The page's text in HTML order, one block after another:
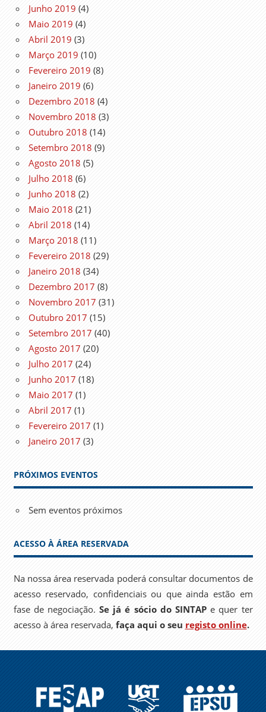
Junho 2019 (4)
Maio 2019 (4)
Abril 2019 (3)
Março 2019 (10)
Fevereiro 2019 (8)
Janeiro 2019 (6)
Dezembro 2018 (4)
Novembro 2018 (3)
Outubro 2018 (14)
Setembro 2018 (9)
Agosto 2018 (5)
Julho 2018 (6)
Junho 2018 (2)
Maio 2018 (21)
Abril 2018 (14)
Março 2018 (11)
Fevereiro 2018 (29)
Janeiro 2018 (34)
Dezembro 2017 (8)
Novembro 2017 (31)
Outubro 2017 (15)
Setembro 2017 (40)
Agosto 2017 (20)
Julho 2017 (24)
Junho 2017 (18)
Maio 2017 (1)
Abril 2017 (1)
Fevereiro 2017 (1)
Janeiro 2017 (3)
PRÓXIMOS EVENTOS
Sem eventos próximos
ACESSO À ÁREA RESERVADA
Na nossa área reservada poderá consultar documentos de
acesso reservado, confidenciais ou que ainda estão em
fase de negociação.Se já é sócio do SINTAPe quer ter
acesso à área reservada, faça aqui o seu registo online.
FESAP UGT EPSU